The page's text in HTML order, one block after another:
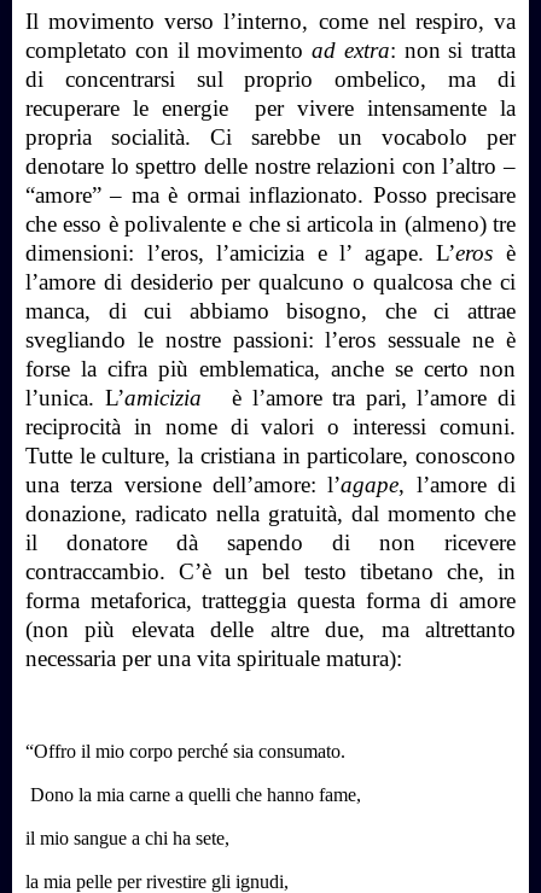
Il movimento verso l’interno, come nel respiro, va
completato con il movimento ad extra: non si tratta
di concentrarsi sul proprio ombelico, ma di
recuperare le energie
per vivere intensamente la
propria socialità. Ci sarebbe un vocabolo per
denotare lo spettro delle nostre relazioni con l’altro –
“amore” – ma è ormai inflazionato. Posso precisare
che esso è polivalente e che si articola in (almeno) tre
dimensioni: l’eros, l’amicizia e l’ agape. L’eros è
l’amore di desiderio per qualcuno o qualcosa che ci
manca, di cui abbiamo bisogno, che ci attrae
svegliando le nostre passioni: l’eros sessuale ne è
forse la cifra più emblematica, anche se certo non
l’unica. L’amicizia
è l’amore tra pari, l’amore di
reciprocità in nome di valori o interessi comuni.
Tutte le culture, la cristiana in particolare, conoscono
una terza versione dell’amore: l’agape, l’amore di
donazione, radicato nella gratuità, dal momento che
il donatore dà sapendo di non ricevere
contraccambio. C’è un bel testo tibetano che, in
forma metaforica, tratteggia questa forma di amore
(non più elevata delle altre due, ma altrettanto
necessaria per una vita spirituale matura):
“Offro il mio corpo perché sia consumato.
Dono la mia carne a quelli che hanno fame,
il mio sangue a chi ha sete,
la mia pelle per rivestire gli ignudi,